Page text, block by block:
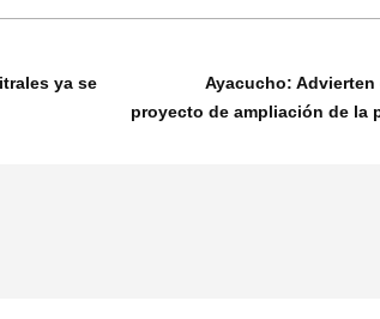
ya se
Ayacucho:
proyecto de ampliación de la